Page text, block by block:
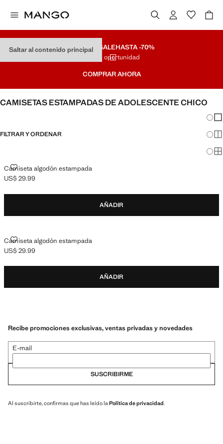
Saltar al contenido principal
SUMMER SALEHASTA -70%
Última oportunidad
COMPRAR AHORA
CAMISETAS ESTAMPADAS DE ADOLESCENTE CHICO
FILTRAR Y ORDENAR
Camiseta algodón estampada
CAMISETA ALGODÓN ESTAMPADA
Precio actual [US$ 29.99 ]
US$ 29.99
AÑADIR
Camiseta algodón estampada
CAMISETA ALGODÓN ESTAMPADA
Precio actual [US$ 29.99 ]
US$ 29.99
AÑADIR
Recibe promociones exclusivas, ventas privadas y novedades
E-mail
SUSCRIBIRME
Al suscribirte, confirmas que has leído la Política de privacidad.